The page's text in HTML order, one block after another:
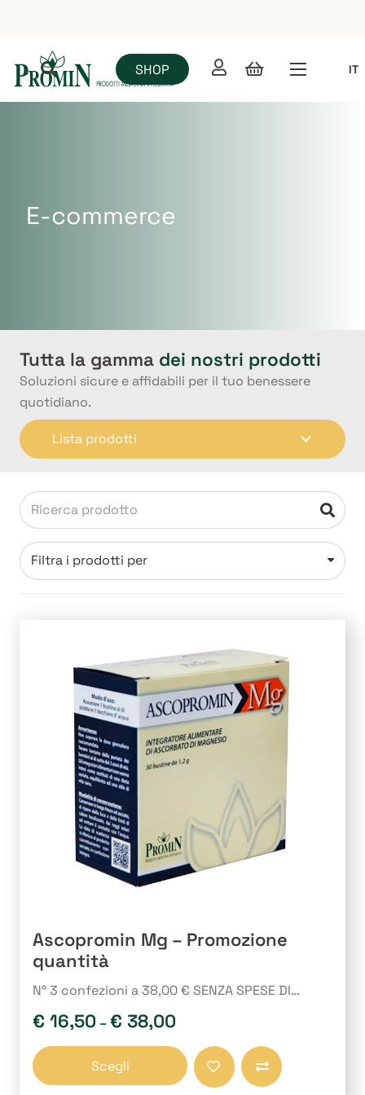
SHOP IT
E-commerce
Tutta la gamma dei nostri prodotti
Soluzioni sicure e affidabili per il tuo benessere
quotidiano.
Lista prodotti
Ascopromin Mg – Promozione
quantità
N° 3 confezioni a 38,00 € SENZA SPESE DI…
€ 16,50 –€ 38,00
Scegli
Questo
prodotto